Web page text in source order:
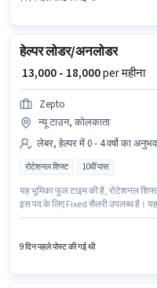
हेल्पर लोडर/अनलोडर
₹ 13,000 - 18,000per महीना
Zepto
न्यू टाउन, कोलकाता
लेबर, हेल्पर में 0 - 4 वर्षो का अनुभव
रोटेशनल शिफ्ट 10वीं पास
यह भूमिका फुल टाइम की है, रोटेशनल
इस पद के लिए Fixed सैलरी उपलब्ध है। यह
अनलोडर के रूप में जुड़ें।
9 दिन पहले पोस्ट की गई थी